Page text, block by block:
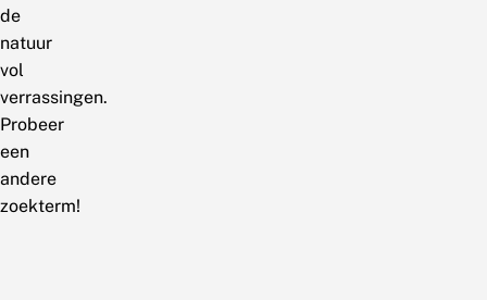
de
natuur
vol
verrassingen.
Probeer
een
andere
zoekterm!